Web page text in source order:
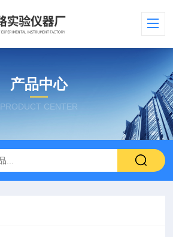
产品中心
PRODUCT CENTER